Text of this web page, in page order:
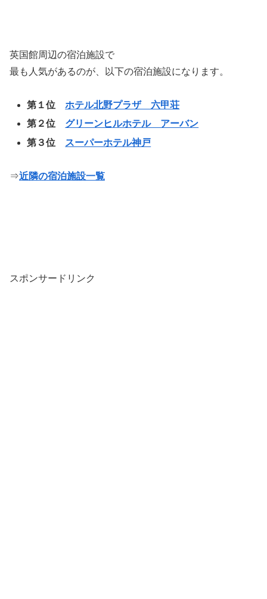
英国館周辺の宿泊施設で
最も人気があるのが、以下の宿泊施設になります。
第１位ホテル北野プラザ 六甲荘
第２位 グリーンヒルホテル アーバン
第３位
スーパーホテル神戸
⇒近隣の宿泊施設一覧
スポンサードリンク